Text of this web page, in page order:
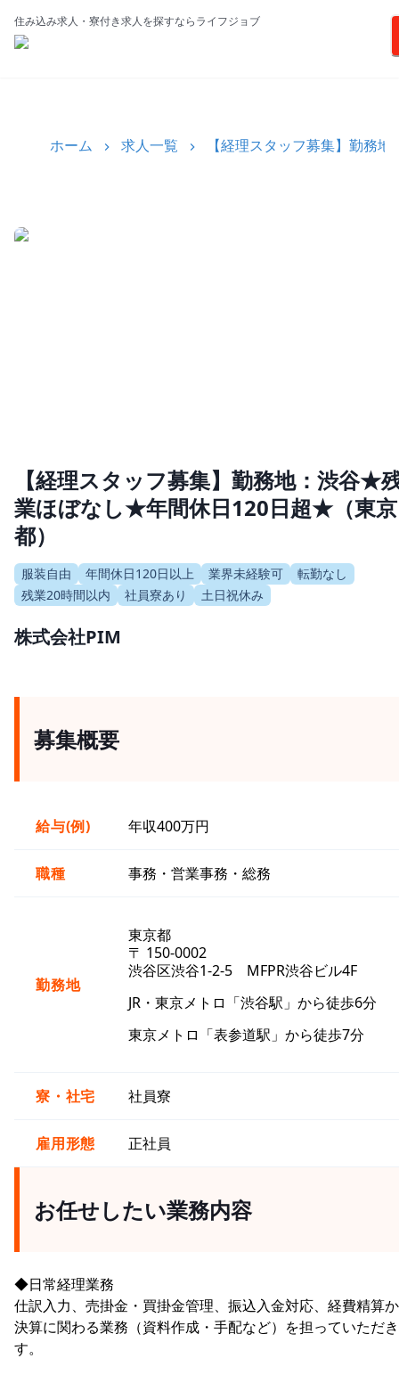
住み込み求人・寮付き求人を探すならライフジョブ
ホーム 求人一覧 【経理スタッフ募集】勤務
【経理スタッフ募集】勤務地：渋谷★
業ほぼなし★年間休日120日超★（東京
都）
服装自由 年間休日120日以上 業界未経験可
転勤なし
残業20時間以内
社員寮あり 土日祝休み
株式会社PIM
募集概要
給与(例) 年収400万円
職種 事務・営業事務・総務
勤務地
東京都
〒 150-0002
渋谷区渋谷1-2-5 MFPR渋谷ビル4F
JR・東京メトロ「渋谷駅」から徒歩6分
東京メトロ「表参道駅」から徒歩7分
寮・社宅 社員寮
雇用形態 正社員
お任せしたい業務内容
◆日常経理業務
仕訳入力、売掛金・買掛金管理、振込入金対応、経費精算
決算に関わる業務（資料作成・手配など）を担っていただ
す。